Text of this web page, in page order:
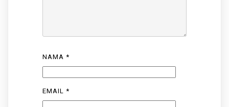
NAMA *
EMAIL *